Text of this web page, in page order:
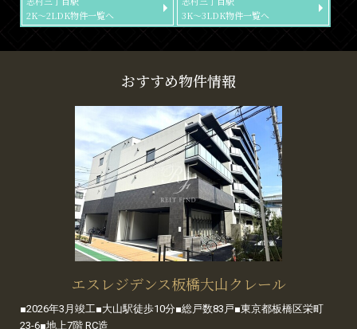
2K～2LDK物件一覧へ
3K～3LDK物件一覧へ
おすすめ物件情報
エスレジデンス板橋大山クレール
■2026年3月竣工■大山駅徒歩10分■総戸数83戸■東京都板橋区栄町
23-6■地上7階 RC造